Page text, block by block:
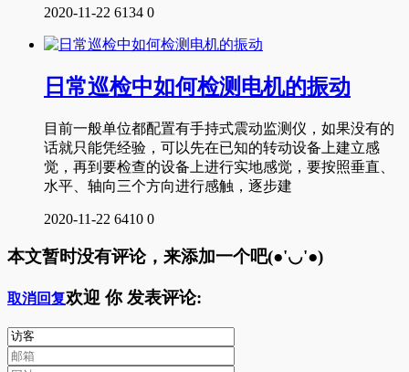
2020-11-22 6134 0
日常巡检中如何检测电机的振动
目前一般单位都配置有手持式震动监测仪，如果没有的
话就只能凭经验，可以先在已知的转动设备上建立感
觉，再到要检查的设备上进行实地感觉，要按照垂直、
水平、轴向三个方向进行感触，逐步建
2020-11-22 6410 0
本文暂时没有评论，来添加一个吧(●'◡'●)
取消回复欢迎 你发表评论: